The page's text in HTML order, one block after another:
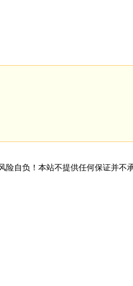
自负！本站不提供任何保证并不